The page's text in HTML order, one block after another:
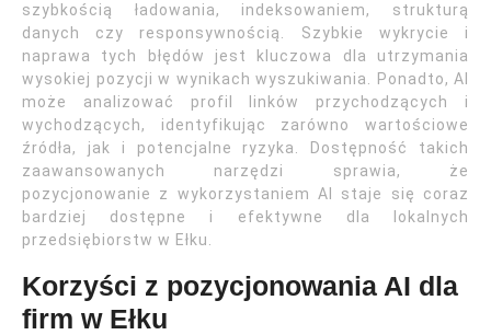
szybkością ładowania, indeksowaniem, strukturą
danych czy responsywnością. Szybkie wykrycie i
naprawa tych błędów jest kluczowa dla utrzymania
wysokiej pozycji w wynikach wyszukiwania. Ponadto, AI
może analizować profil linków przychodzących i
wychodzących, identyfikując zarówno wartościowe
źródła, jak i potencjalne ryzyka. Dostępność takich
zaawansowanych narzędzi sprawia, że
pozycjonowanie z wykorzystaniem AI staje się coraz
bardziej dostępne i efektywne dla lokalnych
przedsiębiorstw w Ełku.
Korzyści z pozycjonowania AI dla
firm w Ełku